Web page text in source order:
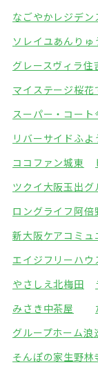
なごやかレジデン
ソレイユあんりゅ
グレースヴィラ住
マイステージ桜花
スーパー・コート
リバーサイドふよ
ココファン城東
ツクイ大阪玉出グ
ロングライフ阿倍
新大阪ケアコミュ
エイジフリーハウ
やさしえ北梅田
みさき中茶屋
グループホーム浪
そんぽの家生野林